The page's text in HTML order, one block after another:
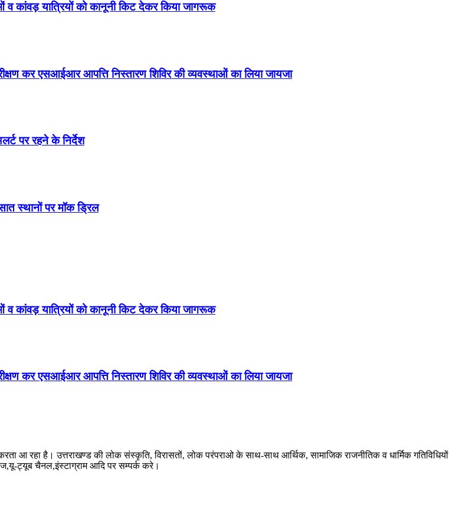
कांवड़ यात्रियों को कानूनी किट देकर किया जागरूक
कर एसआईआर आपत्ति निस्तारण शिविर की व्यवस्थाओं का लिया जायजा
पर रहने के निर्देश
स्थानों पर मॉक ड्रिल
कांवड़ यात्रियों को कानूनी किट देकर किया जागरूक
कर एसआईआर आपत्ति निस्तारण शिविर की व्यवस्थाओं का लिया जायजा
आ रहा है। उत्तराखण्ड की लोक संस्कृति, विरासतों, लोक परंपराओ के साथ-साथ आर्थिक, सामाजिक राजनीतिक व धार्मिक गतिविधियों
ट्यूब चैनल,इंस्टाग्राम आदि पर सम्पर्क करे।